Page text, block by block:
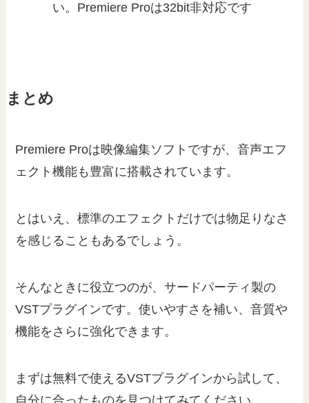
い。Premiere Proは32bit非対応です
まとめ
Premiere Proは映像編集ソフトですが、音声エフ
ェクト機能も豊富に搭載されています。
とはいえ、標準のエフェクトだけでは物足りなさ
を感じることもあるでしょう。
そんなときに役立つのが、サードパーティ製の
VSTプラグインです。使いやすさを補い、音質や
機能をさらに強化できます。
まずは無料で使えるVSTプラグインから試して、
自分に合ったものを見つけてみてください。